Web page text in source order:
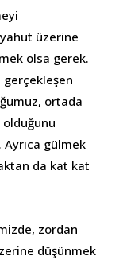
üzerine
olsa gerek.
ortada
gülmek
da kat kat
zordan
düşünmek